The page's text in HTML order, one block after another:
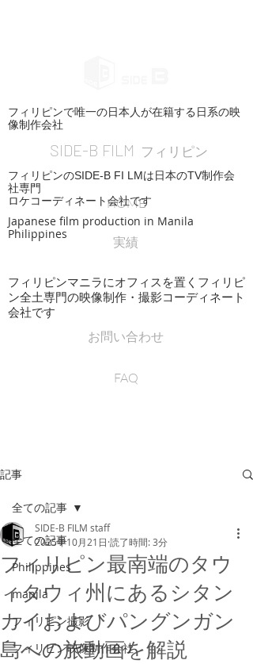
フィリピンで唯一の日本人が在籍する日系の映
像制作会社
SIDE-B FILM フィリピン
Japanese film production in Manila
Philippines
HOME
実績
フィリピンのSIDE-B FI LMは日本のTV制作会
社専門
ロケコーディネート会社です
フィリピンマニラにオフィスを置くフィリピ
ン全土専門の映像制作・撮影コーディネート
会社です
お問い合わせ
FAQ
記事
全ての記事
Philippines
manila
フィリピン撮影
フィリピン映像制作会社
全ての記事
フィリピン最南端のタウ
ィタウィ州にあるシタン
カイおよびパングンガン
島への旅動画を解説
SIDE-B FILM staff
2025年10月21日 読了時間: 3分